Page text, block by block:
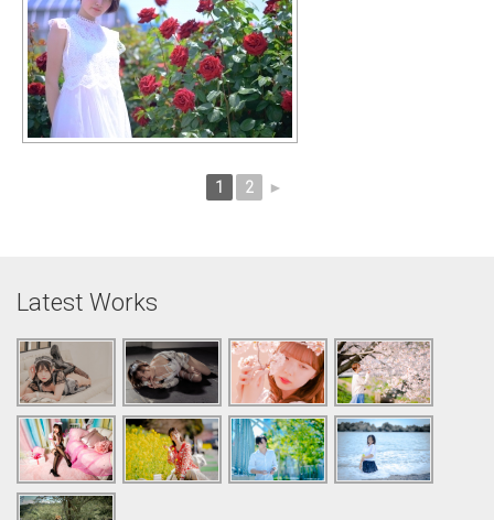
1 2 ►
Latest Works